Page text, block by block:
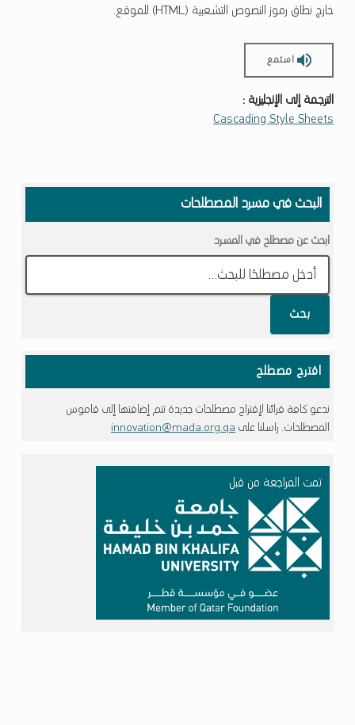
خارج نطاق رموز النصوص التشعبية (HTML) للموقع.
استمع
الترجمة إلى الإنجليزية :
Cascading Style Sheets
Skip back to main navigation
البحث في مسرد المصطلحات
ابحث عن مصطلح في المسرد
بحث
اقترح مصطلح
ندعو كافة قرائنا لإقتراح مصطلحات جديدة تتم إضافتها إلى قاموس
المصطلحات. راسلنا على innovation@mada.org.qa
تمت المراجعة من قبل